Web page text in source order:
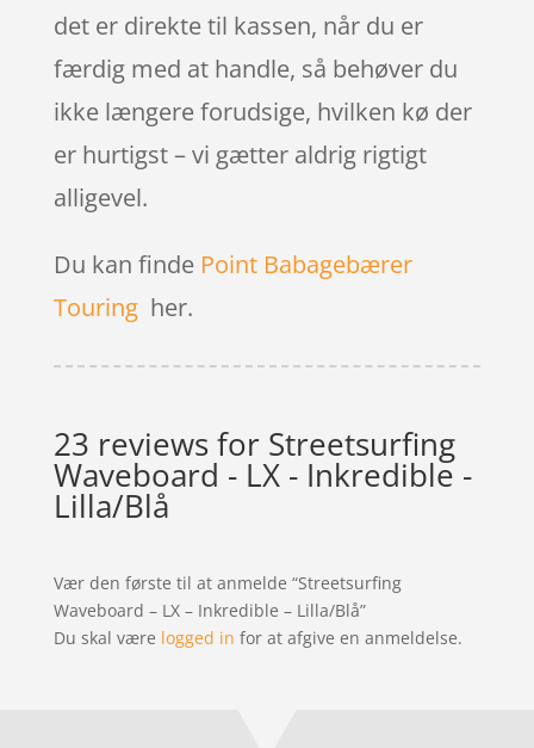
det er direkte til kassen, når du er
færdig med at handle, så behøver du
ikke længere forudsige, hvilken kø der
er hurtigst – vi gætter aldrig rigtigt
alligevel.
Du kan finde Point Babagebærer
Touringher.
23 reviews for Streetsurfing
Waveboard - LX - Inkredible -
Lilla/Blå
Vær den første til at anmelde “Streetsurfing
Waveboard – LX – Inkredible – Lilla/Blå”
Du skal være logged in for at afgive en anmeldelse.